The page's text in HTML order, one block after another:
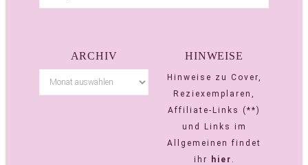
ARCHIV HINWEISE
Hinweise zu Cover,
Reziexemplaren,
Affiliate-Links (**)
und Links im
Allgemeinen findet
ihr
hier .